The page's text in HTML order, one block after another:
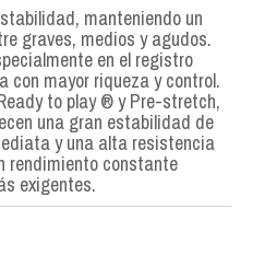
manteniendo un
graves, medios y agudos.
en el registro
con mayor riqueza y control.
to play ® y Pre-stretch,
una gran estabilidad de
y una alta resistencia
rendimiento constante
exigentes.